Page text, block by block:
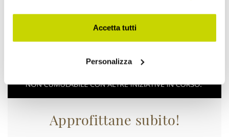
Accetta tutti
Personalizza
Approfittane subito!